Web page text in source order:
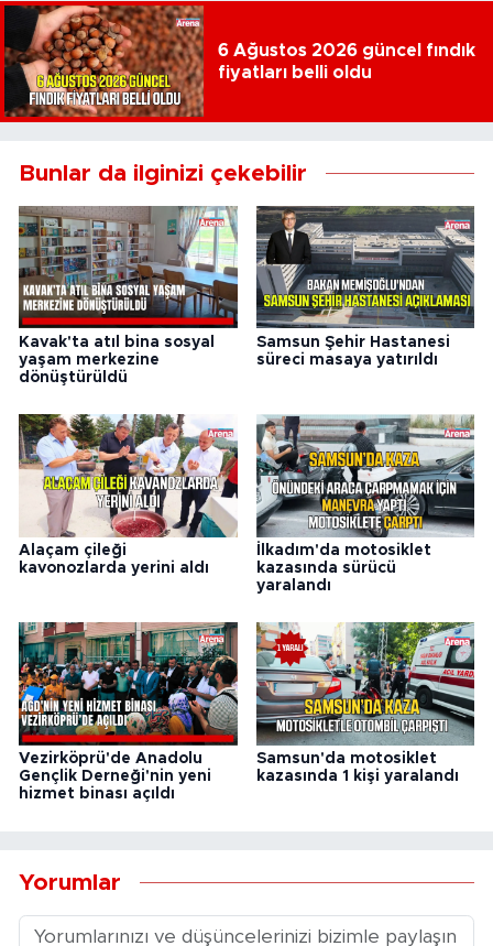
6 Ağustos 2026 güncel fındık
fiyatları belli oldu
Bunlar da ilginizi çekebilir
Kavak'ta atıl bina sosyal
yaşam merkezine
dönüştürüldü
Samsun Şehir Hastanesi
süreci masaya yatırıldı
Alaçam çileği
kavonozlarda yerini aldı
İlkadım'da motosiklet
kazasında sürücü
yaralandı
Vezirköprü'de Anadolu
Gençlik Derneği'nin yeni
hizmet binası açıldı
Samsun'da motosiklet
kazasında 1 kişi yaralandı
Yorumlar